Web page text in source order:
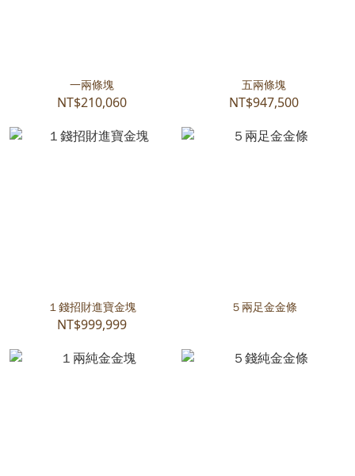
一兩條塊
NT$210,060
五兩條塊
NT$947,500
１錢招財進寶金塊
NT$999,999
５兩足金金條